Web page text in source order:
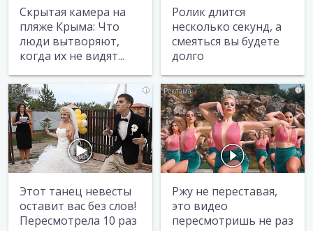
Скрытая камера на
пляже Крыма: Что
люди вытворяют,
когда их не видят...
Ролик длится
несколько секунд, а
смеяться вы будете
долго
i
Этот танец невесты
оставит вас без слов!
Пересмотрела 10 раз
i
Ржу не переставая,
это видео
пересмотришь не раз